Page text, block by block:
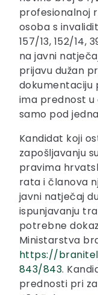
profesionalnoj
osoba s
157/13, 152/14,
na javni
prijavu dužan
dokumentaciju
ima prednost u
samo pod
Kandidat koji
zapošljavanju
pravima
rata i članova
javni natječaj
ispunjavanju
potrebne
Ministarstva
https://
843/843.
prednosti pri